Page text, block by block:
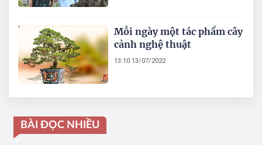
Mỗi ngày một tác phẩm cây
cảnh nghệ thuật
13:10 13/07/2022
BÀI ĐỌC NHIỀU